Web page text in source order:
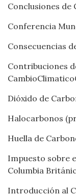
Conclusiones de
Conferencia
Consecuencias
Contribuciones
Dióxido de
Halocarbonos
Huella de
Impuesto sobre
Columbia
Introducción al